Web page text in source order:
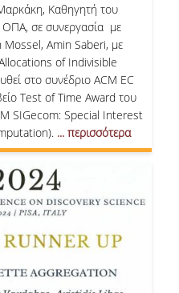
Καθηγητή του
σε συνεργασία με
Amin Saberi, με
of Indivisible
στο συνέδριο ACM EC
Test of Time Award του
SIGecom: Special Interest
... περισσότερα